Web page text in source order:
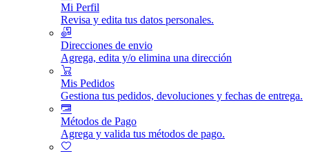
Mi Perfil
Revisa y edita tus datos personales.
Direcciones de envio
Agrega, edita y/o elimina una dirección
Mis Pedidos
Gestiona tus pedidos, devoluciones y fechas de entrega.
Métodos de Pago
Agrega y valida tus métodos de pago.